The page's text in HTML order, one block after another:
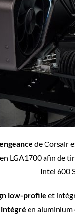
de Corsair
en LGA1700 afin de
Intel 600
low-profile et
en aluminium